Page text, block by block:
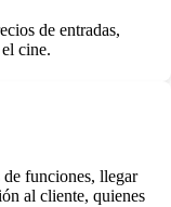
de entradas,
cine.
de funciones, llegar
al cliente, quienes